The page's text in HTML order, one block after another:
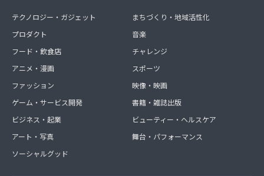
テクノロジー・ガジェット
プロダクト
フード・飲食店
アニメ・漫画
ファッション
ゲーム・サービス開発
ビジネス・起業
アート・写真
ソーシャルグッド
まちづくり・地域活性化
音楽
チャレンジ
スポーツ
映像・映画
書籍・雑誌出版
ビューティー・ヘルスケア
舞台・パフォーマンス